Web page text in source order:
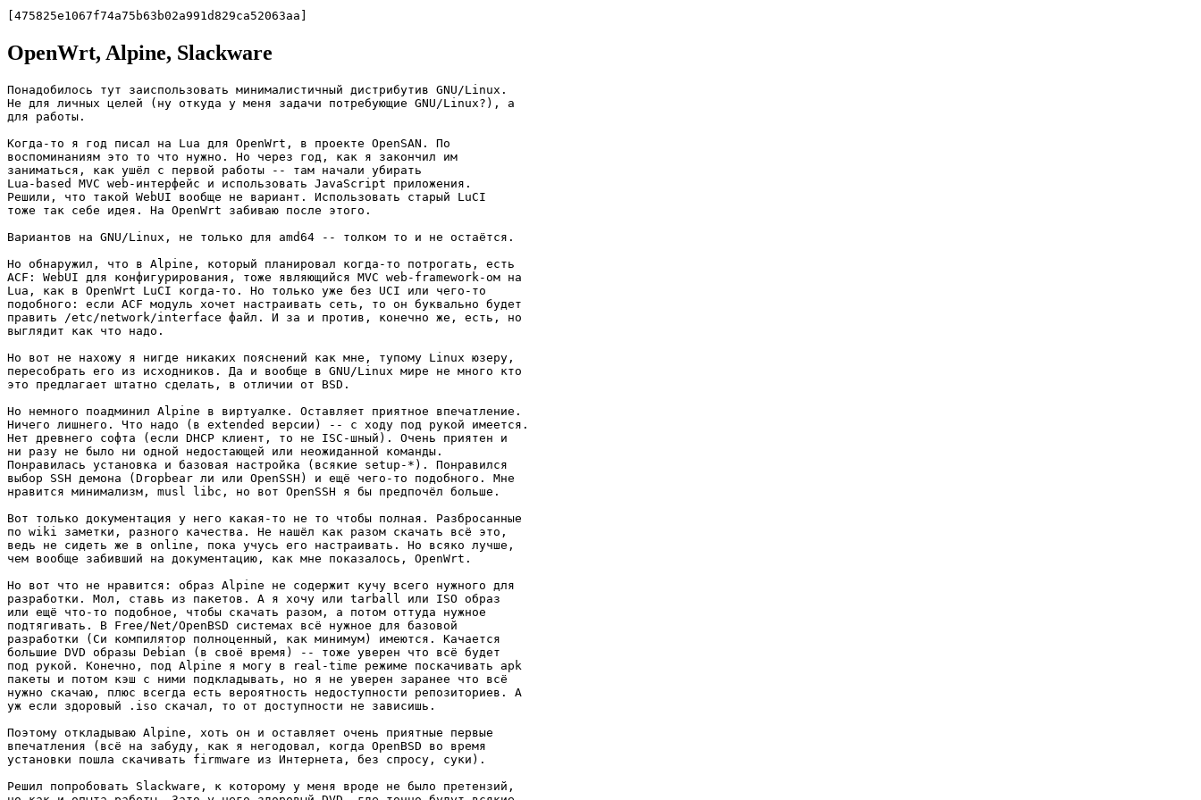
[475825e1067f74a75b63b02a991d829ca52063aa]
OpenWrt, Alpine, Slackware
Понадобилось тут заиспользовать минималистичный дистрибутив GNU/Linux.
Не для личных целей (ну откуда у меня задачи потребующие GNU/Linux?), а
для работы.
Когда-то я год писал на Lua для OpenWrt, в проекте OpenSAN. По
воспоминаниям это то что нужно. Но через год, как я закончил им
заниматься, как ушёл с первой работы -- там начали убирать
Lua-based MVC web-интерфейс и использовать JavaScript приложения.
Решили, что такой WebUI вообще не вариант. Использовать старый LuCI
тоже так себе идея. На OpenWrt забиваю после этого.
Вариантов на GNU/Linux, не только для amd64 -- толком то и не остаётся.
Но обнаружил, что в Alpine, который планировал когда-то потрогать, есть
ACF: WebUI для конфигурирования, тоже являющийся MVC web-framework-ом на
Lua, как в OpenWrt LuCI когда-то. Но только уже без UCI или чего-то
подобного: если ACF модуль хочет настраивать сеть, то он буквально будет
править /etc/network/interface файл. И за и против, конечно же, есть, но
выглядит как что надо.
Но вот не нахожу я нигде никаких пояснений как мне, тупому Linux юзеру,
пересобрать его из исходников. Да и вообще в GNU/Linux мире не много кто
это предлагает штатно сделать, в отличии от BSD.
Но немного поадминил Alpine в виртуалке. Оставляет приятное впечатление.
Ничего лишнего. Что надо (в extended версии) -- с ходу под рукой имеется.
Нет древнего софта (если DHCP клиент, то не ISC-шный). Очень приятен и
ни разу не было ни одной недостающей или неожиданной команды.
Понравилась установка и базовая настройка (всякие setup-*). Понравился
выбор SSH демона (Dropbear ли или OpenSSH) и ещё чего-то подобного. Мне
нравится минимализм, musl libc, но вот OpenSSH я бы предпочёл больше.
Вот только документация у него какая-то не то чтобы полная. Разбросанные
по wiki заметки, разного качества. Не нашёл как разом скачать всё это,
ведь не сидеть же в online, пока учусь его настраивать. Но всяко лучше,
чем вообще забивший на документацию, как мне показалось, OpenWrt.
Но вот что не нравится: образ Alpine не содержит кучу всего нужного для
разработки. Мол, ставь из пакетов. А я хочу или tarball или ISO образ
или ещё что-то подобное, чтобы скачать разом, а потом оттуда нужное
подтягивать. В Free/Net/OpenBSD системах всё нужное для базовой
разработки (Си компилятор полноценный, как минимум) имеются. Качается
большие DVD образы Debian (в своё время) -- тоже уверен что всё будет
под рукой. Конечно, под Alpine я могу в real-time режиме поскачивать apk
пакеты и потом кэш с ними подкладывать, но я не уверен заранее что всё
нужно скачаю, плюс всегда есть вероятность недоступности репозиториев. А
уж если здоровый .iso скачал, то от доступности не зависишь.
Поэтому откладываю Alpine, хоть он и оставляет очень приятные первые
впечатления (всё на забуду, как я негодовал, когда OpenBSD во время
установки пошла скачивать firmware из Интернета, без спросу, суки).
Решил попробовать Slackware, к которому у меня вроде не было претензий,